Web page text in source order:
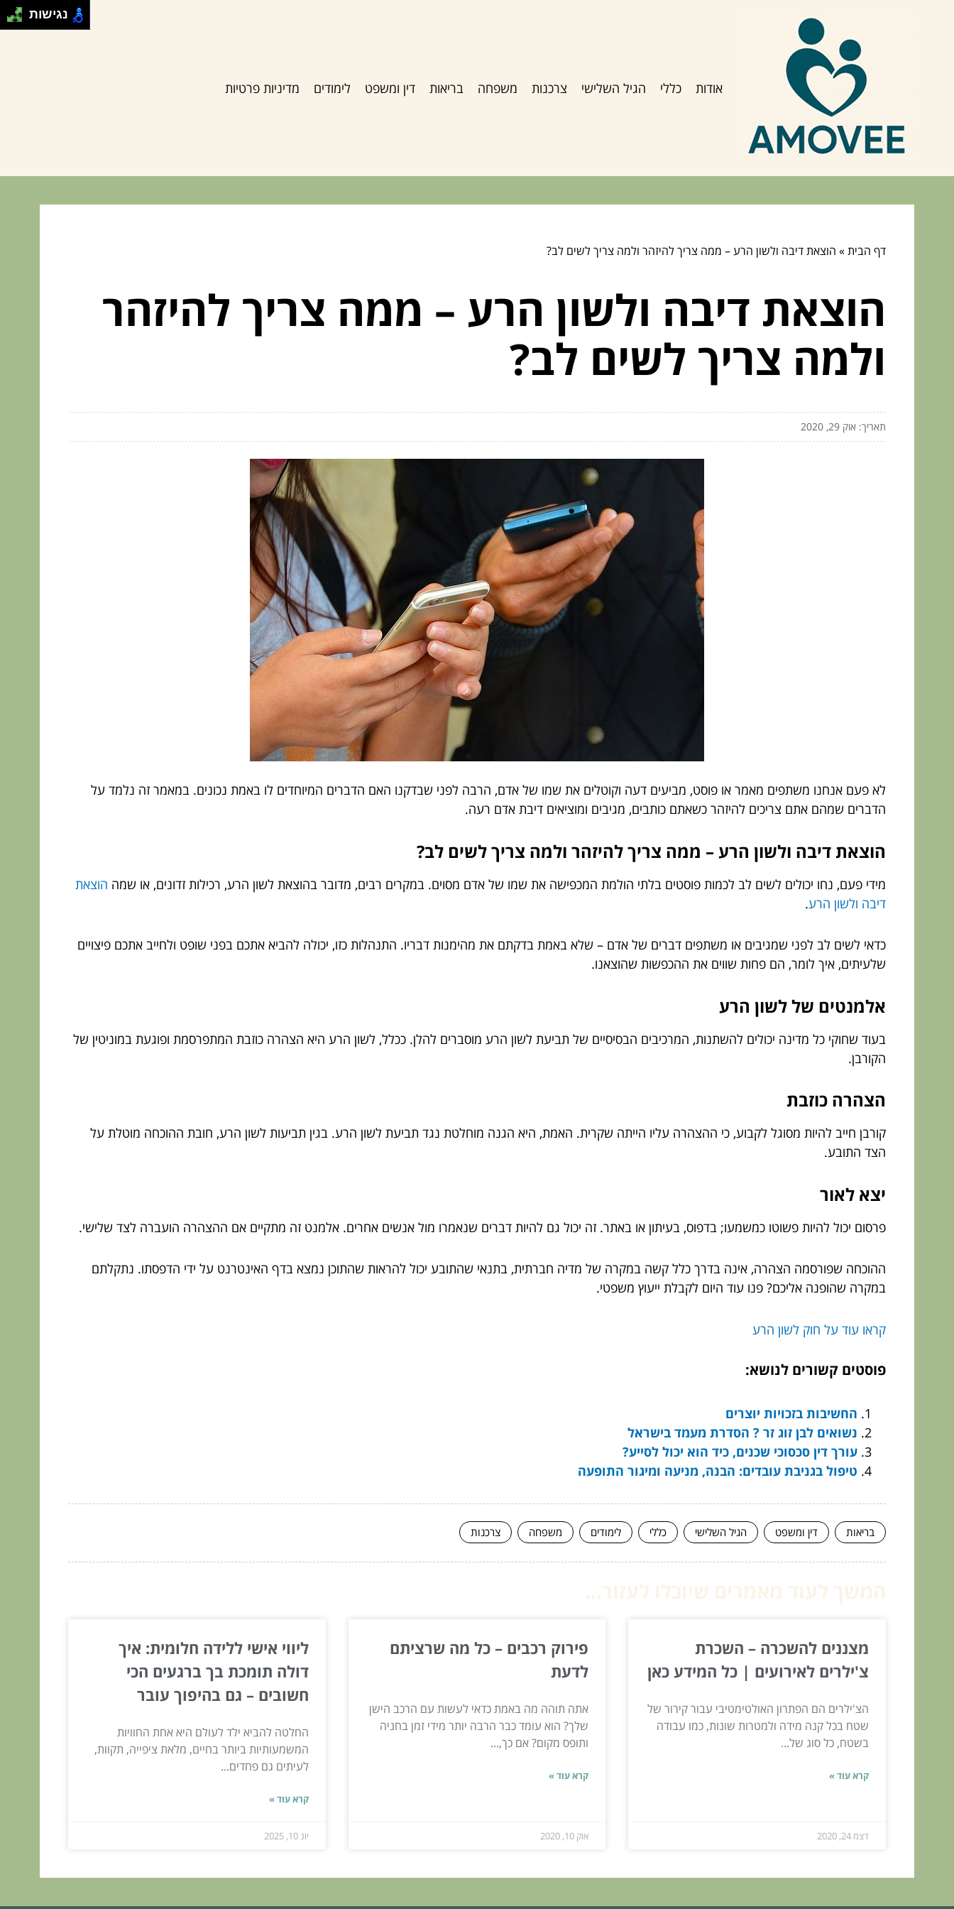
אודות כללי הגיל השלישי צרכנות משפחה בריאות דין ומשפט לימודים מדיניות פרטיות
דף הבית» הוצאת דיבה ולשון הרע – ממה צריך להיזהר ולמה צריך לשים לב?
הוצאת דיבה ולשון הרע – ממה צריך להיזהר
ולמה צריך לשים לב?
תאריך: אוק 29, 2020
לא פעם אנחנו משתפים מאמר או פוסט, מביעים דעה וקוטלים את שמו של אדם, הרבה לפני שבדקנו האם הדברים המיוחדים לו באמת נכונים. במאמר זה נלמד על
הדברים שמהם אתם צריכים להיזהר כשאתם כותבים, מגיבים ומוציאים דיבת אדם רעה.
הוצאת דיבה ולשון הרע – ממה צריך להיזהר ולמה צריך לשים לב?
מידי פעם, נחו יכולים לשים לב לכמות פוסטים בלתי הולמת המכפישה את שמו של אדם מסוים. במקרים רבים, מדובר בהוצאת לשון הרע, רכילות זדונים, או שמה הוצאת
דיבה ולשון הרע.
כדאי לשים לב לפני שמגיבים או משתפים דברים של אדם – שלא באמת בדקתם את מהימנות דבריו. התנהלות כזו, יכולה להביא אתכם בפני שופט ולחייב אתכם פיצויים
שלעיתים, איך לומר, הם פחות שווים את ההכפשות שהוצאנו.
אלמנטים של לשון הרע
בעוד שחוקי כל מדינה יכולים להשתנות, המרכיבים הבסיסיים של תביעת לשון הרע מוסברים להלן. ככלל, לשון הרע היא הצהרה כוזבת המתפרסמת ופוגעת במוניטין של
הקורבן.
הצהרה כוזבת
קורבן חייב להיות מסוגל לקבוע, כי ההצהרה עליו הייתה שקרית. האמת, היא הגנה מוחלטת נגד תביעת לשון הרע. בגין תביעות לשון הרע, חובת ההוכחה מוטלת על
הצד התובע.
יצא לאור
פרסום יכול להיות פשוטו כמשמעו; בדפוס, בעיתון או באתר. זה יכול גם להיות דברים שנאמרו מול אנשים אחרים. אלמנט זה מתקיים אם ההצהרה הועברה לצד שלישי.
ההוכחה שפורסמה הצהרה, אינה בדרך כלל קשה במקרה של מדיה חברתית, בתנאי שהתובע יכול להראות שהתוכן נמצא בדף האינטרנט על ידי הדפסתו. נתקלתם
במקרה שהופנה אליכם? פנו עוד היום לקבלת ייעוץ משפטי.
קראו עוד על חוק לשון הרע
פוסטים קשורים לנושא:
החשיבות בזכויות יוצרים
נשואים לבן זוג זר ? הסדרת מעמד בישראל
עורך דין סכסוכי שכנים, כיד הוא יכול לסייע?
טיפול בגניבת עובדים: הבנה, מניעה ומיגור התופעה
בריאות דין ומשפט הגיל השלישי כללי לימודים משפחה צרכנות
מצננים להשכרה – השכרת
צ'ילרים לאירועים | כל המידע כאן
הצ'ילרים הם הפתרון האולטימטיבי עבור קירור של
שטח בכל קנה מידה ולמטרות שונות, כמו עבודה
בשטח, כל סוג של...
קרא עוד »
דצמ 24, 2020
פירוק רכבים – כל מה שרציתם
לדעת
אתה תוהה מה באמת כדאי לעשות עם הרכב הישן
שלך? הוא עומד כבר הרבה יותר מידי זמן בחניה
ותופס מקום? אם כך,...
קרא עוד »
אוק 10, 2020
ליווי אישי ללידה חלומית: איך
דולה תומכת בך ברגעים הכי
חשובים – גם בהיפוך עובר
החלטה להביא ילד לעולם היא אחת החוויות
המשמעותיות ביותר בחיים, מלאת ציפייה, תקוות,
לעיתים גם פחדים...
קרא עוד »
יונ 10, 2025
נגישות